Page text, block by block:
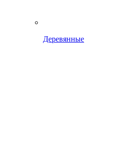
Деревянные